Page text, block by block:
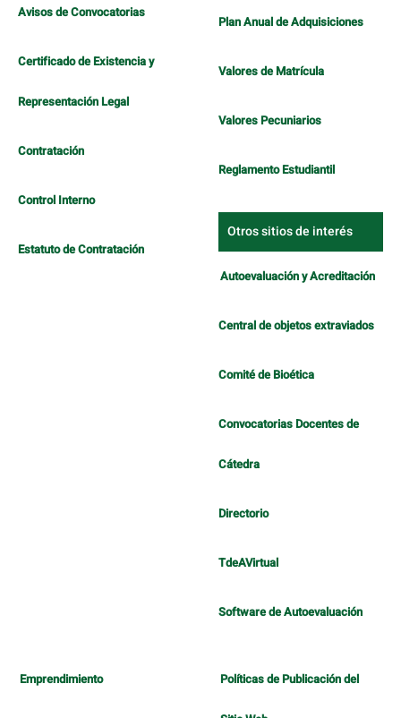
Avisos de Convocatorias
Certificado de Existencia y
Representación Legal
Contratación
Control Interno
Estatuto de Contratación
Plan Anual de Adquisiciones
Valores de Matrícula
Valores Pecuniarios
Reglamento Estudiantil
Otros sitios de interés
Autoevaluación y Acreditación
Central de objetos extraviados
Comité de Bioética
Convocatorias Docentes de
Cátedra
Directorio
TdeAVirtual
Software de Autoevaluación
Emprendimiento Políticas de Publicación del